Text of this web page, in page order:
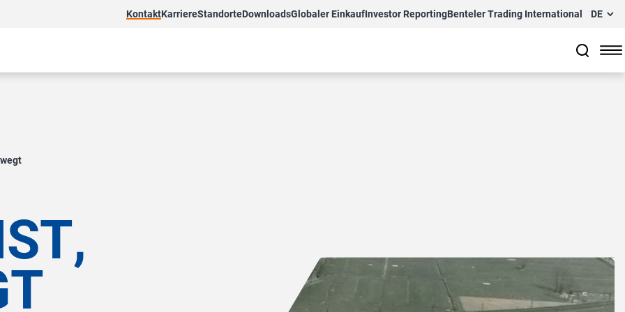
KontaktKarriereStandorteDownloadsGlobaler EinkaufInvestor ReportingBenteler Trading International DE
ST,
T